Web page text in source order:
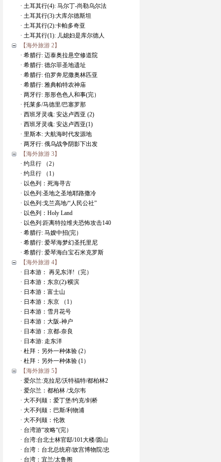
· 土耳其行(4): 马尔丁-尚勒乌尔法
· 土耳其行(3):大库尔德斯坦
· 土耳其行(2):卡帕多奇亚
· 土耳其行(1): 儿媳妇是库尔德人
【海外旅游 2】
· 希腊行: 迈泰奥拉悬空修道院
· 希腊行: 德尔菲圣地遗址
· 希腊行: 伯罗奔尼撒奥林匹亚
· 希腊行: 雅典帕特农神庙
· 两牙行: 形形色色人和事(完）
· 托莱多/马德里/巴塞罗那
· 西班牙灵魂: 安达卢西亚 (2)
· 西班牙灵魂: 安达卢西亚(1)
· 里斯本: 大航海时代发源地
· 两牙行: 俄乌战争阴影下出发
【海外旅游 3】
· 约旦行 （2）
· 约旦行 （1）
· 以色列：死海寻古
· 以色列:圣地之圣地耶路撒冷
· 以色列:戈兰高地/“人民公社”
· 以色列：Holy Land
· 以色列:距离特拉维夫恐怖攻击140
· 希腊行: 马嫂中招(完）
· 希腊行: 爱琴海梦幻圣托里尼
· 希腊行: 爱琴海白宝石米克罗斯
【海外旅游 4】
· 日本游： 再见东洋!（完）
· 日本游：东京(2)/横滨
· 日本游：富士山
· 日本游：东京 （1）
· 日本游：雪月花号
· 日本游：大阪-神户
· 日本游：京都-奈良
· 日本游: 走东洋
· 杜拜：另外一种体验 (2）
· 杜拜：另外一种体验 (1）
【海外旅游 5】
· 爱尔兰:克拉尼/沃特福特/都柏林2
· 爱尔兰：都柏林 /戈尔韦
· 大不列颠：爱丁堡/约克/剑桥
· 大不列颠：巴斯/利物浦
· 大不列颠：伦敦
· 台湾游“攻略“(完）
· 台湾:台北士林官邸/101大楼/圆山
· 台湾：台北总统府/故宫博物院/忠
· 台湾：宜兰/太鲁阁